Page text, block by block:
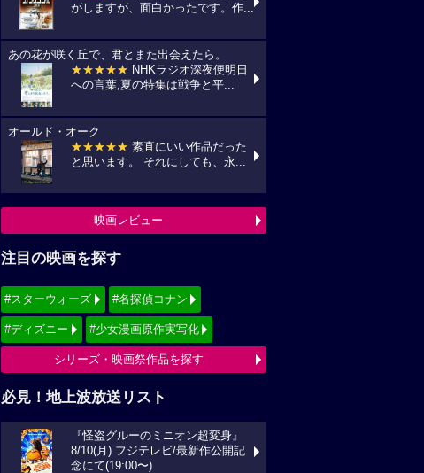
がしますが、面白かったです。作...
あの花が咲く丘で、君とまた出会えたら。
★★★★★ NHKラジオ深夜便明日
への言葉,夏の特集は戦争と平...
オールド・オーク
★★★★★ 素直にいい作品だった
と思います。 それにしても、永...
映画レビュー
注目の映画を探す
#スターウォーズ #名探偵コナン
#ディズニー #少女漫画原作実写化
シリーズ・映画祭作品を探す
必見！地上波放送リスト
『怪盗グルーのミニオン超変身』
8/10(月) フジテレビ/最新作公開記
念にて(19:00〜)